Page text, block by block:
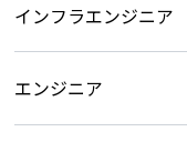
インフラエンジニア
エンジニア